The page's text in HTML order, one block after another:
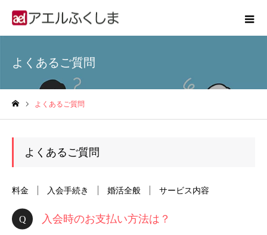
よくあるご質問
よくあるご質問
よくあるご質問
料金 入会手続き 婚活全般 サービス内容
入会時のお支払い方法は？